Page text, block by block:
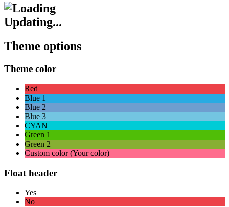
Updating...
Theme options
Theme color
Red
Blue 1
Blue 2
Blue 3
CYAN
Green 1
Green 2
Custom color (Your color)
Float header
Yes
No